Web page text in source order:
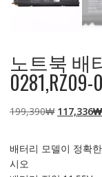
노트북 배
0281,RZ09-
199,390₩ 원
격:
117,336₩
배터리 모델이 정확
시오